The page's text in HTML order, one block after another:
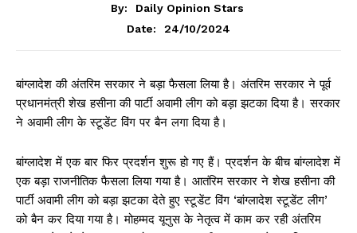
By:
Daily Opinion Stars
Date:
24/10/2024
बांग्लादेश की अंतरिम सरकार ने बड़ा फैसला लिया है। अंतरिम सरकार ने पूर्व
प्रधानमंत्री शेख हसीना की पार्टी अवामी लीग को बड़ा झटका दिया है। सरकार
ने अवामी लीग के स्टूडेंट विंग पर बैन लगा दिया है।
बांग्लादेश में एक बार फिर प्रदर्शन शुरू हो गए हैं। प्रदर्शन के बीच बांग्लादेश में
एक बड़ा राजनीतिक फैसला लिया गया है। आतंरिम सरकार ने शेख हसीना की
पार्टी अवामी लीग को बड़ा झटका देते हुए स्टूडेंट विंग ‘बांग्लादेश स्टूडेंट लीग’
को बैन कर दिया गया है। मोहम्मद यूनुस के नेतृत्व में काम कर रही अंतरिम